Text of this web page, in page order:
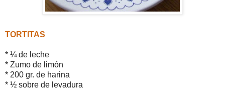
TORTITAS
* ¼ de leche
* Zumo de limón
* 200 gr. de harina
* ½ sobre de levadura